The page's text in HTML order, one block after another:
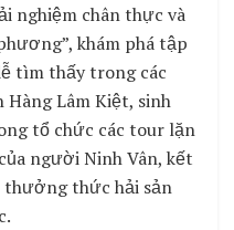
nghiệm chân thực và
khám phá tập
tìm thấy trong các
Lâm Kiệt, sinh
tổ chức các tour lặn
người Ninh Vân, kết
thưởng thức hải sản